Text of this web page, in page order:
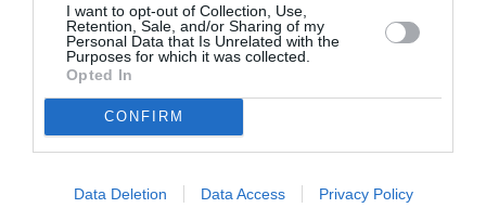
I want to opt-out of Collection, Use,
Retention, Sale, and/or Sharing of my
Personal Data that Is Unrelated with the
Purposes for which it was collected.
Opted In
CONFIRM
Data Deletion Data Access Privacy Policy
DERNIERS COMMENTAIRES
Badissi novembria commenté l'article :
relier le Royaume à 14 pays européens